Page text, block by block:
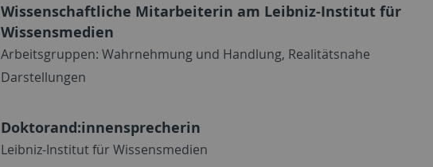
Wissenschaftliche Mitarbeiterin am Leibniz-Institut für
Wissensmedien
Arbeitsgruppen: Wahrnehmung und Handlung, Realitätsnahe
Darstellungen
Doktorand:innensprecherin
Leibniz-Institut für Wissensmedien